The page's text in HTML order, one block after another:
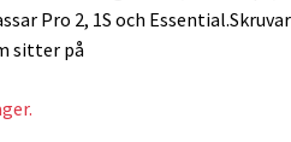
Pro 2, 1S och Essential.Skruvar
sitter på